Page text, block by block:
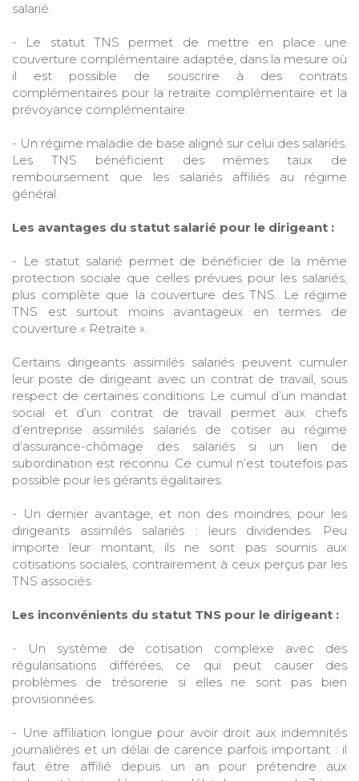
salarié.
- Le statut TNS permet de mettre en place une
couverture complémentaire adaptée, dans la mesure où
il est possible de souscrire à des contrats
complémentaires pour la retraite complémentaire et la
prévoyance complémentaire.
- Un régime maladie de base aligné sur celui des salariés.
Les TNS bénéficient des mêmes taux de
remboursement que les salariés affiliés au régime
général.
Les avantages du statut salarié pour le dirigeant :
- Le statut salarié permet de bénéficier de la même
protection sociale que celles prévues pour les salariés,
plus complète que la couverture des TNS. Le régime
TNS est surtout moins avantageux en termes de
couverture « Retraite ».
Certains dirigeants assimilés salariés peuvent cumuler
leur poste de dirigeant avec un contrat de travail, sous
respect de certaines conditions. Le cumul d’un mandat
social et d’un contrat de travail permet aux chefs
d’entreprise assimilés salariés de cotiser au régime
d’assurance-chômage des salariés si un lien de
subordination est reconnu. Ce cumul n’est toutefois pas
possible pour les gérants égalitaires.
- Un dernier avantage, et non des moindres, pour les
dirigeants assimilés salariés : leurs dividendes. Peu
importe leur montant, ils ne sont pas soumis aux
cotisations sociales, contrairement à ceux perçus par les
TNS associés.
Les inconvénients du statut TNS pour le dirigeant :
- Un système de cotisation complexe avec des
régularisations différées, ce qui peut causer des
problèmes de trésorerie si elles ne sont pas bien
provisionnées.
- Une affiliation longue pour avoir droit aux indemnités
journalières et un délai de carence parfois important : il
faut être affilié depuis un an pour prétendre aux